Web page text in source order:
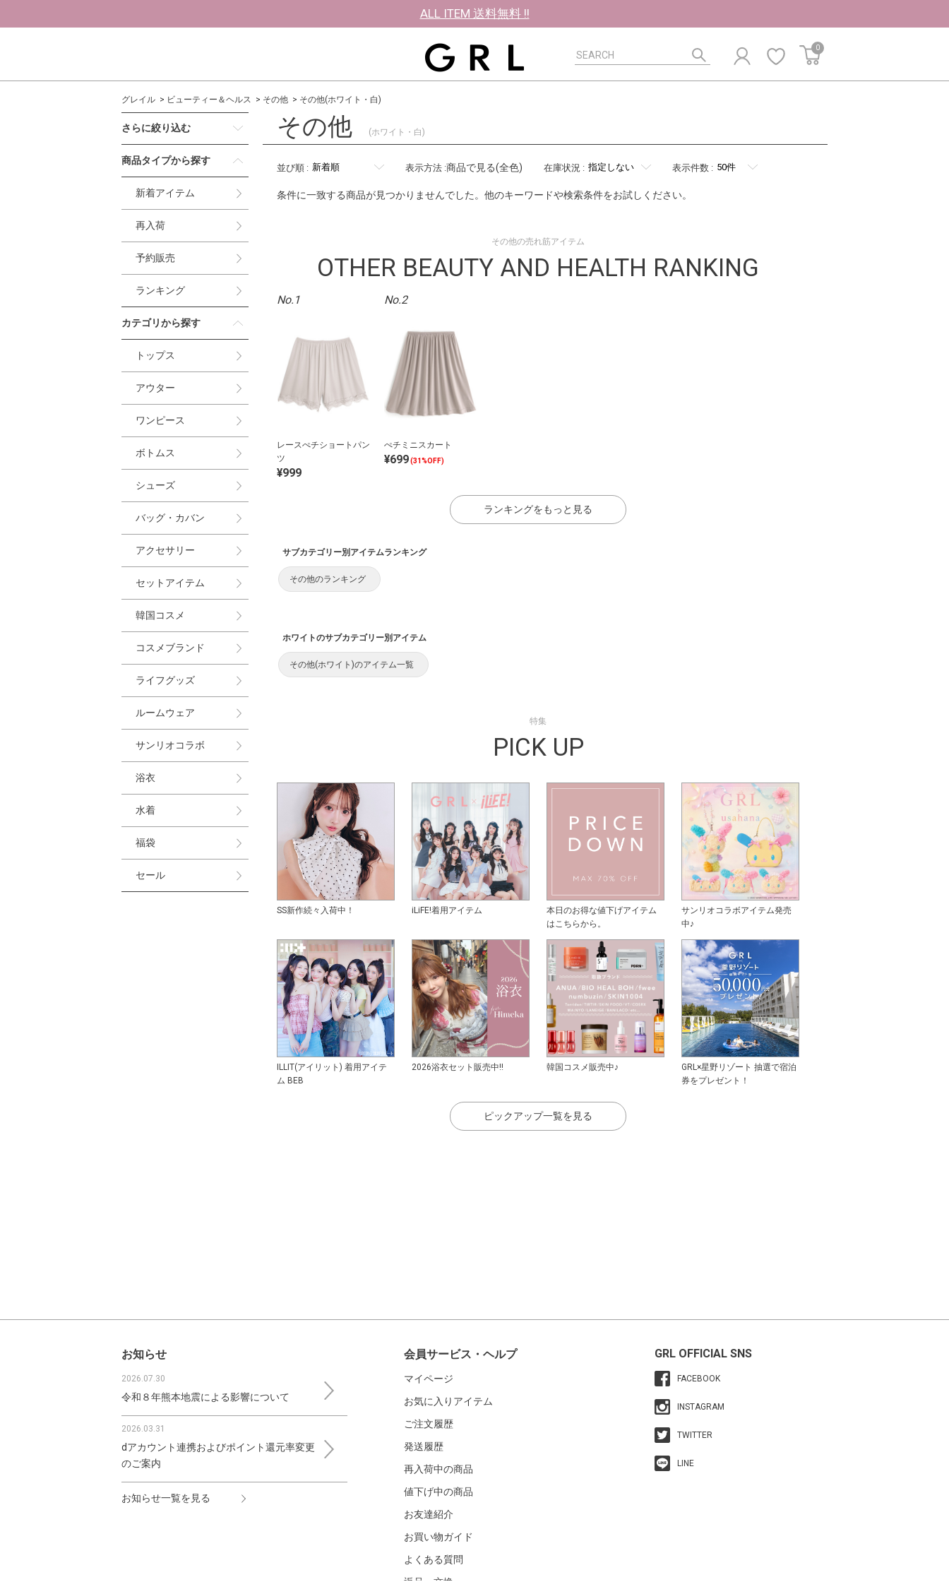
ALL ITEM 送料無料 !!
0
グレイル ビューティー＆ヘルス その他 その他(ホワイト・白)
さらに絞り込む
商品タイプから探す
新着アイテム
再入荷
予約販売
ランキング
カテゴリから探す
トップス
アウター
ワンピース
ボトムス
シューズ
バッグ・カバン
アクセサリー
セットアイテム
韓国コスメ
コスメブランド
ライフグッズ
ルームウェア
サンリオコラボ
浴衣
水着
福袋
セール
その他 (ホワイト・白)
並び順 : 表示方法 :商品で見る(全色) 在庫状況 : 表示件数 :
条件に一致する商品が見つかりませんでした。他のキーワードや検索条件をお試しください。
その他の売れ筋アイテム
OTHER BEAUTY AND HEALTH RANKING
No.1
レースぺチショートパン
ツ
¥999
No.2
ぺチミニスカート
¥699(31%OFF)
ランキングをもっと見る
サブカテゴリー別アイテムランキング
その他のランキング
ホワイトのサブカテゴリー別アイテム
その他(ホワイト)のアイテム一覧
特集
PICK UP
SS新作続々入荷中！ iLiFE!着用アイテム
本日のお得な値下げアイテム
はこちらから。
サンリオコラボアイテム発売
中♪
ILLIT(アイリット) 着用アイテ
ム BEB
2026浴衣セット販売中!! 韓国コスメ販売中♪
GRL×星野リゾート 抽選で宿泊
券をプレゼント！
ピックアップ一覧を見る
お知らせ
2026.07.30
令和８年熊本地震による影響について
2026.03.31
dアカウント連携およびポイント還元率変更
のご案内
お知らせ一覧を見る
会員サービス・ヘルプ
マイページ
お気に入りアイテム
ご注文履歴
発送履歴
再入荷中の商品
値下げ中の商品
お友達紹介
お買い物ガイド
よくある質問
GRL OFFICIAL SNS
FACEBOOK
INSTAGRAM
TWITTER
LINE